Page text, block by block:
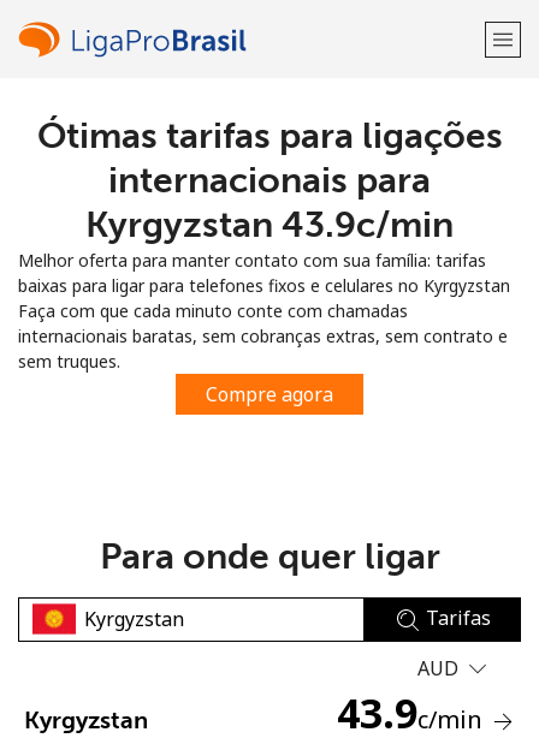
Bem-vindo(a)!
ENTRE →
Entrar com
ou
Sem senha criada
Ótimas tarifas para ligações
internacionais para
Kyrgyzstan ⁦43.9c⁩/min
Melhor oferta para manter contato com sua família: tarifas
baixas para ligar para telefones fixos e celulares no Kyrgyzstan
Faça com que cada minuto conte com chamadas
internacionais baratas, sem cobranças extras, sem contrato e
sem truques.
Compre agora
Para onde quer ligar
Tarifas
AUD
Kyrgyzstan 43.9c/min